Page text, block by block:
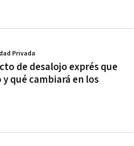
de desalojo exprés que
qué cambiará en los
Privada